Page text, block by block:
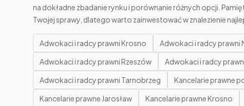
na dokładne zbadanie rynku i porównanie różnych opcji.
Twojej sprawy, dlatego warto zainwestować w znalezienie
Adwokaci i radcy prawni Krosno Adwokaci i radcy prawni
Adwokaci i radcy prawni Rzeszów
Adwokaci i radcy
Adwokaci i radcy prawni Tarnobrzeg
Kancelarie prawne
Kancelarie prawne Jarosław
Kancelarie prawne Krosno